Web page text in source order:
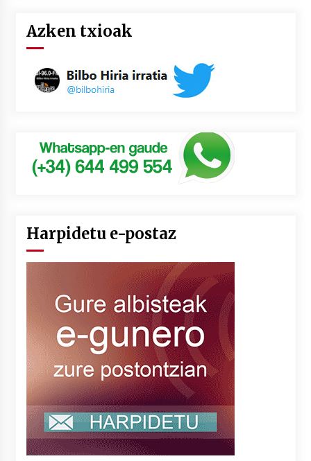
Azken txioak
Harpidetu e-postaz